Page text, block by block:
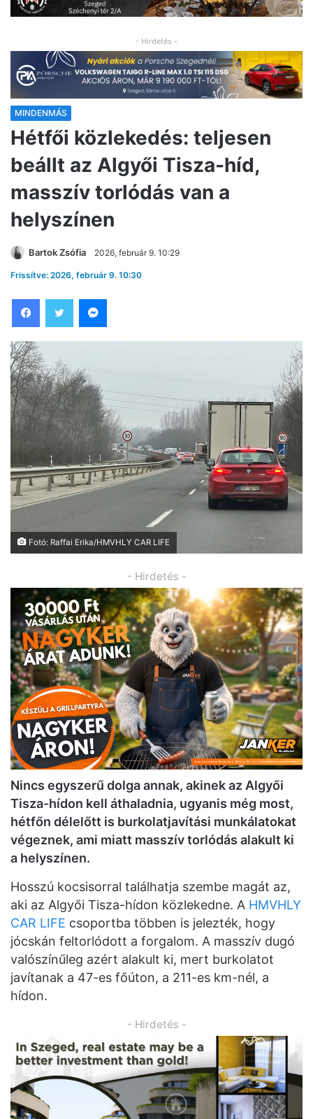
- Hirdetés -
MINDENMÁS
Hétfői közlekedés: teljesen
beállt az Algyői Tisza-híd,
masszív torlódás van a
helyszínen
Bartok Zsófia 2026, február 9. 10:29
Frissítve: 2026, február 9. 10:30
Fotó: Raffai Erika/HMVHLY CAR LIFE
- Hirdetés -
Nincs egyszerű dolga annak, akinek az Algyői
Tisza-hídon kell áthaladnia, ugyanis még most,
hétfőn délelőtt is burkolatjavítási munkálatokat
végeznek, ami miatt masszív torlódás alakult ki
a helyszínen.
Hosszú kocsisorral találhatja szembe magát az,
aki az Algyői Tisza-hídon közlekedne. A HMVHLY
CAR LIFE csoportba többen is jelezték, hogy
jócskán feltorlódott a forgalom. A masszív dugó
valószínűleg azért alakult ki, mert burkolatot
javítanak a 47-es főúton, a 211-es km-nél, a
hídon.
- Hirdetés -